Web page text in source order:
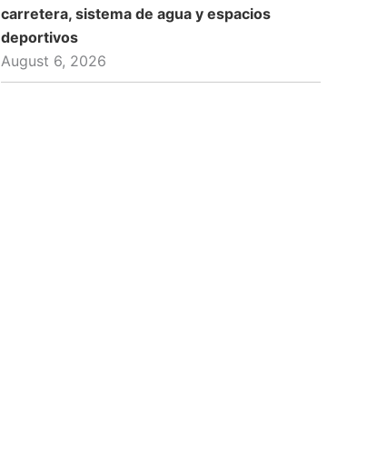
carretera, sistema de agua y espacios
deportivos
August 6, 2026